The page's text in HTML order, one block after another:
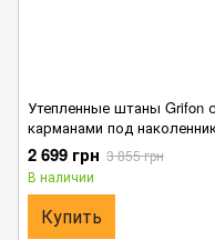
Утепленные штаны Grifon с
карманами под
пиксель размер S
2 699 грн 3 855 грн
В наличии
Купить